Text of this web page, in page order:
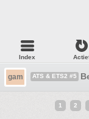
Index
gam ATS & ETS2 #5
1 2